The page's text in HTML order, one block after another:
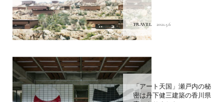
TRAVEL 2021.5.6
「アート天国」瀬戸内の秘
密は丹下健三建築の香川県